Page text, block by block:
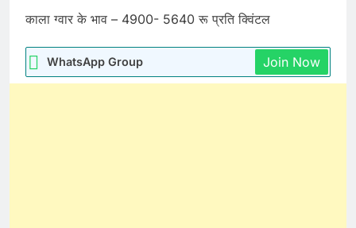
काला ग्वार के भाव – 4900- 5640 रू प्रति क्विंटल
WhatsApp Group Join Now